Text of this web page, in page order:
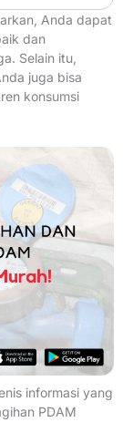
Anda dapat
dan
Selain itu,
juga bisa
konsumsi
informasi yang
PDAM